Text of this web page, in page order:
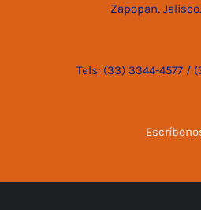
Zapopan,
Tels: (33) 3344-4577 /